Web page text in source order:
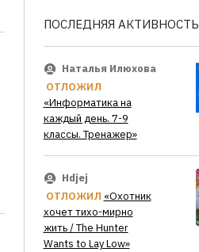
ПОСЛЕДНЯЯ АКТИВНОСТЬ
Наталья Илюхова
ОТЛОЖИЛ
«Информатика на
каждый день. 7-9
классы. Тренажер»
Hdjej
ОТЛОЖИЛ «Охотник
хочет тихо-мирно
жить / The Hunter
Wants to Lay Low»